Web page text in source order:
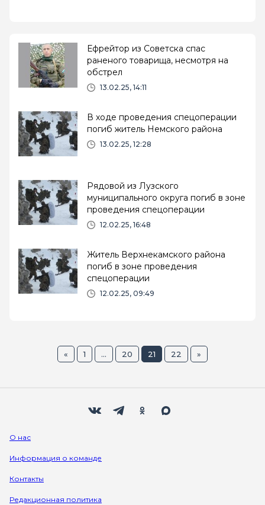
Ефрейтор из Советска спас
раненого товарища, несмотря на
обстрел
13.02.25, 14:11
В ходе проведения спецоперации
погиб житель Немского района
13.02.25, 12:28
Рядовой из Лузского
муниципального округа погиб в зоне
проведения спецоперации
12.02.25, 16:48
Житель Верхнекамского района
погиб в зоне проведения
спецоперации
12.02.25, 09:49
« 1 ... 20 21 22 »
О нас
Информация о команде
Контакты
Редакционная политика